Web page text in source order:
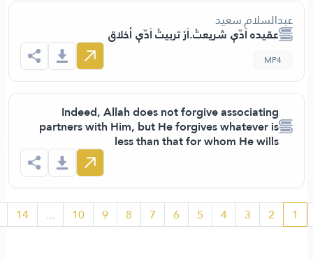
سعيد
اَدّې شريعتْ.اَرْ تربيتْ اَدّې أخلاق
Indeed, Allah does not forgive
partners with Him, but He forgives
less than that for whom He
3
4
5
6
7
8
9
10